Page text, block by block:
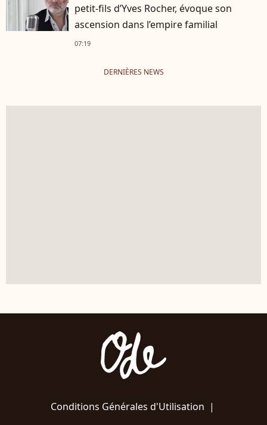
petit-fils d’Yves Rocher, évoque son
ascension dans l’empire familial
07:19
DERNIÈRES NEWS
Conditions Générales d'Utilisation |